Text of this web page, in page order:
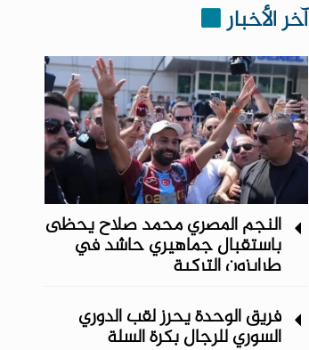
آخر الأخبار
النجم المصري محمد صلاح يحظى
باستقبال جماهيري حاشد في
طرابزون التركية
فريق الوحدة يحرز لقب الدوري
السوري للرجال بكرة السلة